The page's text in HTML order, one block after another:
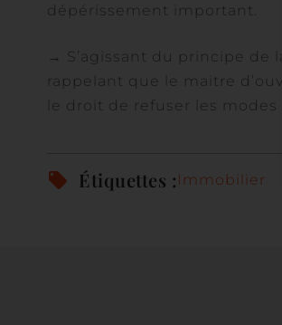
dépérissement important.
→ S’agissant du principe de
rappelant que le maitre
le droit de refuser les
Étiquettes : Immobilier